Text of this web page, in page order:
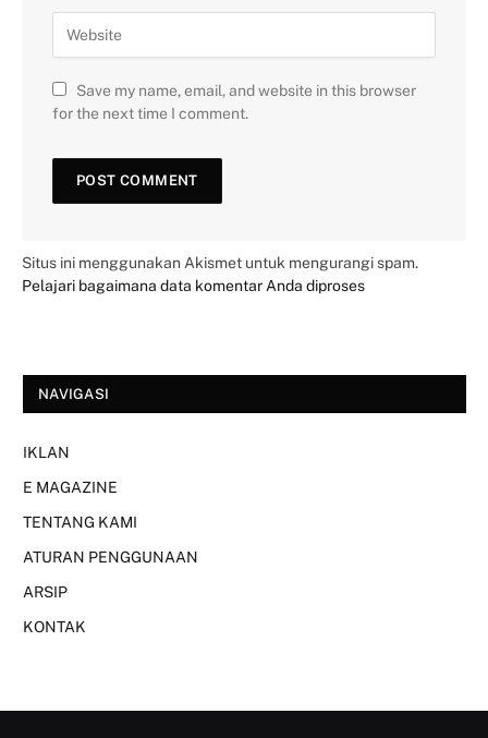
Save my name, email, and website in this browser
for the next time I comment.
Situs ini menggunakan Akismet untuk mengurangi spam.
Pelajari bagaimana data komentar Anda diproses
NAVIGASI
IKLAN
E MAGAZINE
TENTANG KAMI
ATURAN PENGGUNAAN
ARSIP
KONTAK